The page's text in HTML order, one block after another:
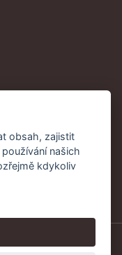
obsah, zajistit
našich
kdykoliv